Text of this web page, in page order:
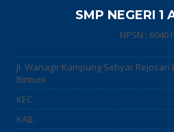
SMP NEGERI 1
NPSN :
Jl. Wanagir Kampung Sebyar Rejosari
Bintuni
KEC.
KAB.